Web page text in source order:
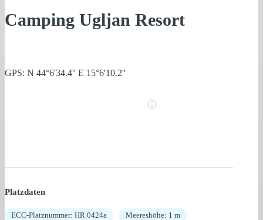
Camping Ugljan Resort
GPS: N 44°6'34.4'' E 15°6'10.2''
Platzdaten
ECC-Platznummer: HR 0424a Meereshöhe: 1 m